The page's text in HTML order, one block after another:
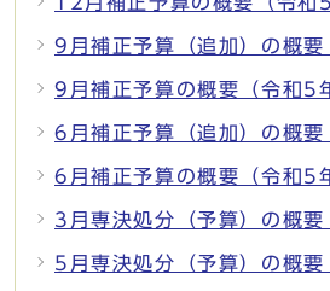
9月補正予算（追加）の概要
9月補正予算の概要（令和5
6月補正予算（追加）の概要
6月補正予算の概要（令和5
3月専決処分（予算）の概要
5月専決処分（予算）の概要